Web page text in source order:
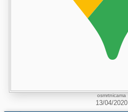
osmrtnicama
13/04/2020